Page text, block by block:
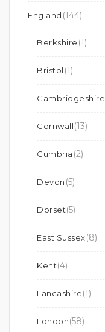
England (144)
Berkshire (1)
Bristol (1)
Cambridgeshire
Cornwall(13)
Cumbria (2)
Devon (5)
Dorset(5)
East Sussex(8)
Kent(4)
Lancashire(1)
London(58)